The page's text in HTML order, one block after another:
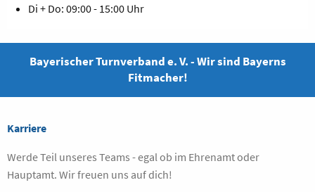
Di + Do: 09:00 - 15:00 Uhr
Bayerischer Turnverband e. V. - Wir sind Bayerns
Fitmacher!
Karriere
Werde Teil unseres Teams - egal ob im Ehrenamt oder
Hauptamt. Wir freuen uns auf dich!